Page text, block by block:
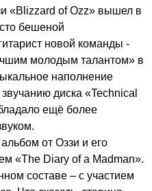
«Blizzard of Ozz» вышел в
бешеной
новой команды -
молодым талантом» в
наполнение
звучанию диска «Technical
ещё более
от Оззи и его
«The Diary of a Madman».
составе – с участием